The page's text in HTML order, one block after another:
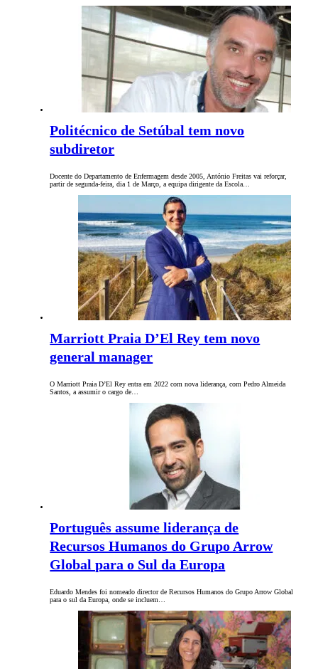
Politécnico de Setúbal tem novo
subdiretor
Docente do Departamento de Enfermagem desde 2005, António Freitas vai reforçar,
partir de segunda-feira, dia 1 de Março, a equipa dirigente da Escola…
Marriott Praia D’El Rey tem novo
general manager
O Marriott Praia D’El Rey entra em 2022 com nova liderança, com Pedro Almeida
Santos, a assumir o cargo de…
Português assume liderança de
Recursos Humanos do Grupo Arrow
Global para o Sul da Europa
Eduardo Mendes foi nomeado director de Recursos Humanos do Grupo Arrow Global
para o sul da Europa, onde se incluem…